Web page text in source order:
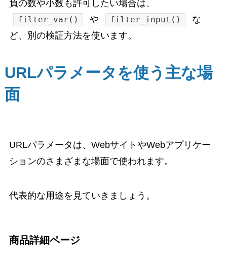
負の数や小数も許可したい場合は、
filter_var() や filter_input()
な
ど、別の検証方法を使います。
URLパラメータを使う主な場
面
URLパラメータは、WebサイトやWebアプリケー
ションのさまざまな場面で使われます。
代表的な用途を見ていきましょう。
商品詳細ページ